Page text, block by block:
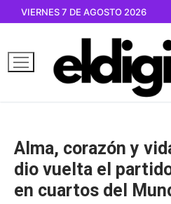
contenido
VIERNES 7 DE AGOSTO 2026
Alma, corazón y
dio vuelta el
en cuartos del